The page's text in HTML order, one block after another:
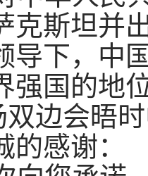
克斯坦并
导下，中
强国的地
边会晤
感谢：